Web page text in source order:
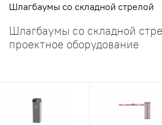
Шлагбаумы со складной стрелой
Шлагбаумы со складной
проектное оборудование